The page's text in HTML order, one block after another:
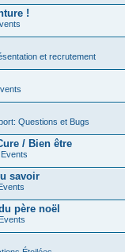
!
et recrutement
Questions et Bugs
/ Bien être
Events
savoir
père noël
Events